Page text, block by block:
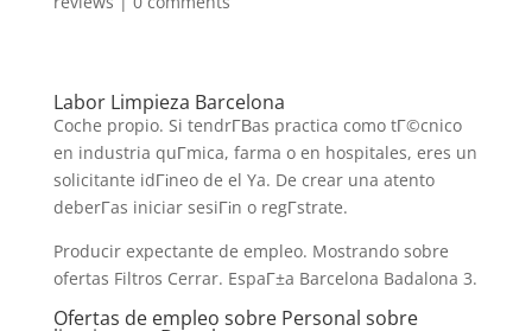
Labor Limpieza Barcelona
Coche propio. Si tendrГ­В­as practica como tГ©cnico
en industria quГ­mica, farma o en hospitales, eres un
solicitante idГіneo de el Ya. De crear una atento
deberГ­as iniciar sesiГіn o regГ­strate.
Producir expectante de empleo. Mostrando sobre
ofertas Filtros Cerrar. EspaГ±a Barcelona Badalona 3.
Ofertas de empleo sobre Personal sobre